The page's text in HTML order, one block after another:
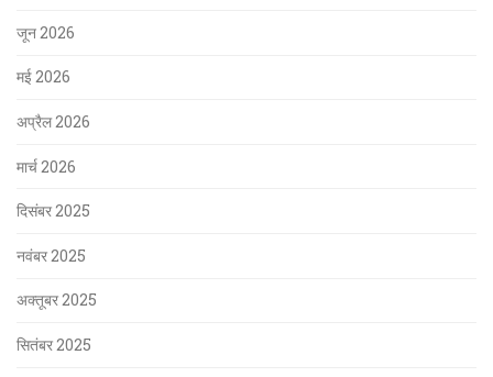
जून 2026
मई 2026
अप्रैल 2026
मार्च 2026
दिसंबर 2025
नवंबर 2025
अक्तूबर 2025
सितंबर 2025